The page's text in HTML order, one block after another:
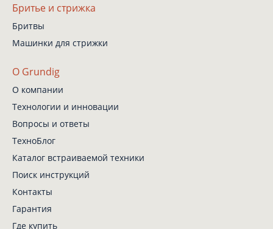
Бритье и стрижка
Бритвы
Машинки для стрижки
О Grundig
О компании
Технологии и инновации
Вопросы и ответы
ТехноБлог
Каталог встраиваемой техники
Поиск инструкций
Контакты
Гарантия
Где купить